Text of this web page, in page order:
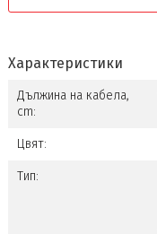
Характеристики
Дължина на кабела,
cm:
Цвят:
Тип: